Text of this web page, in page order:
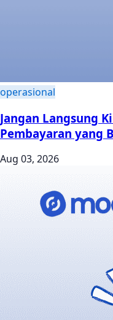
operasional
Jangan Langsung
Pembayaran yang
Aug 03, 2026